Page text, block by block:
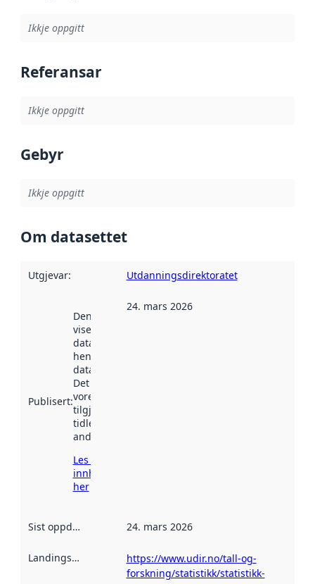
Ikkje oppgitt
Referansar
Ikkje oppgitt
Gebyr
Ikkje oppgitt
Om datasettet
Utgjevar: Utdanningsdirektoratet
Publisert:
Denne datoen
viser når
datasettet vart
henta inn av
data.norge.no.
Det kan ha
vore
tilgjengeleg
tidlegare
andre stader.
Les meir om
innhenting
her
24. mars 2026
Sist oppdatert 24. mars 2026
Landingsside
https://www.udir.no/tall-og-
forskning/statistikk/statistikk-